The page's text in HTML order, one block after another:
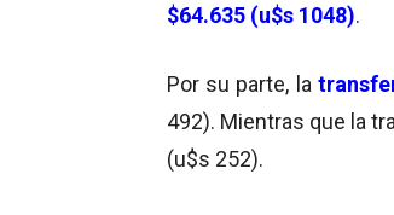
$64.635 (u$s 1048).
Por su parte, la
492). Mientras que la
(u$s 252).